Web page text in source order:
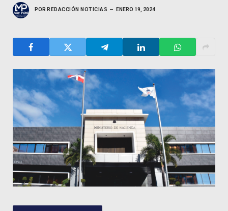
POR REDACCIÓN NOTICIAS ENERO 19, 2024